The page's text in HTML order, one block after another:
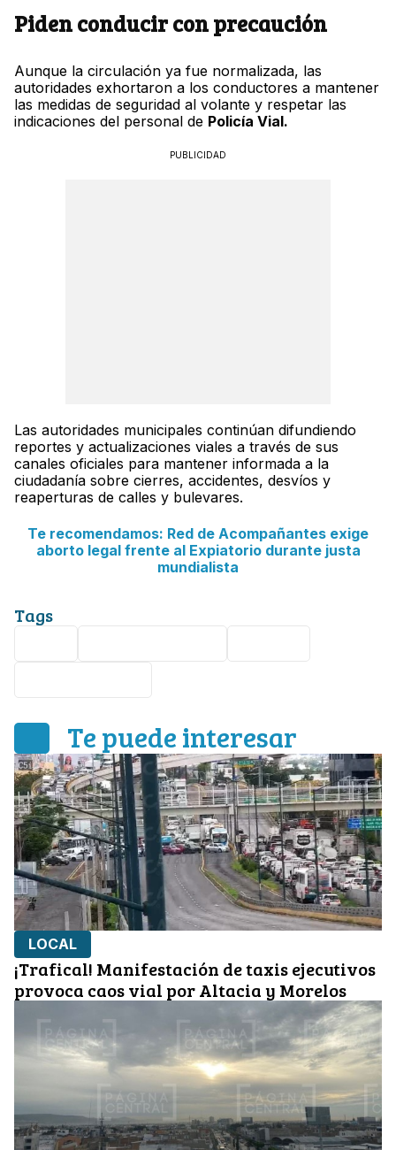
Piden conducir con precaución
Aunque la circulación ya fue normalizada, las
autoridades exhortaron a los conductores a mantener
las medidas de seguridad al volante y respetar las
indicaciones del personal de Policía Vial.
PUBLICIDAD
Las autoridades municipales continúan difundiendo
reportes y actualizaciones viales a través de sus
canales oficiales para mantener informada a la
ciudadanía sobre cierres, accidentes, desvíos y
reaperturas de calles y bulevares.
Te recomendamos: Red de Acompañantes exige
aborto legal frente al Expiatorio durante justa
mundialista
Tags
Te puede interesar
LOCAL
¡Trafical! Manifestación de taxis ejecutivos
provoca caos vial por Altacia y Morelos